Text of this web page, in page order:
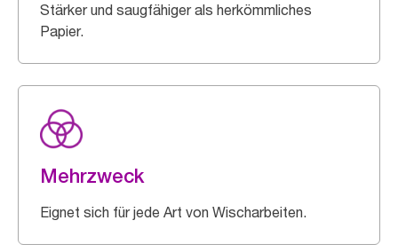
Stärker und saugfähiger als herkömmliches
Papier.
Mehrzweck
Eignet sich für jede Art von Wischarbeiten.